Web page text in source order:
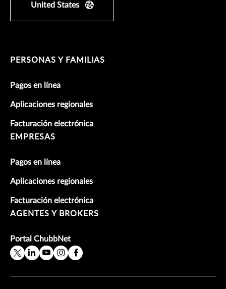
United States
PERSONAS Y FAMILIAS
Pagos en línea
Aplicaciones regionales
Facturación electrónica
EMPRESAS
Pagos en línea
Aplicaciones regionales
Facturación electrónica
AGENTES Y BROKERS
Portal ChubbNet